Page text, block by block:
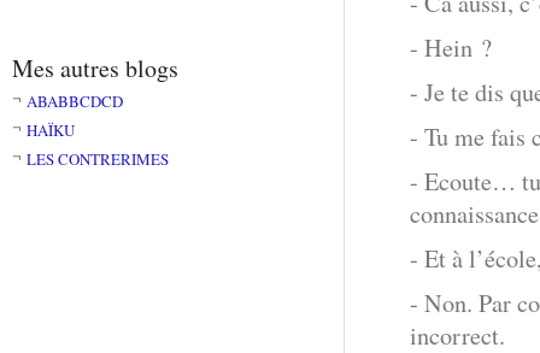
Mes autres blogs
ABABBCDCD
HAÏKU
LES CONTRERIMES
- Hein ?
- Je te dis
- Tu me fais
- Ecoute… tu
- Et à
- Non. Par
incorrect.